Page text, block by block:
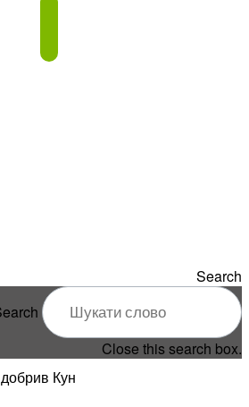
Search
Close this search box.